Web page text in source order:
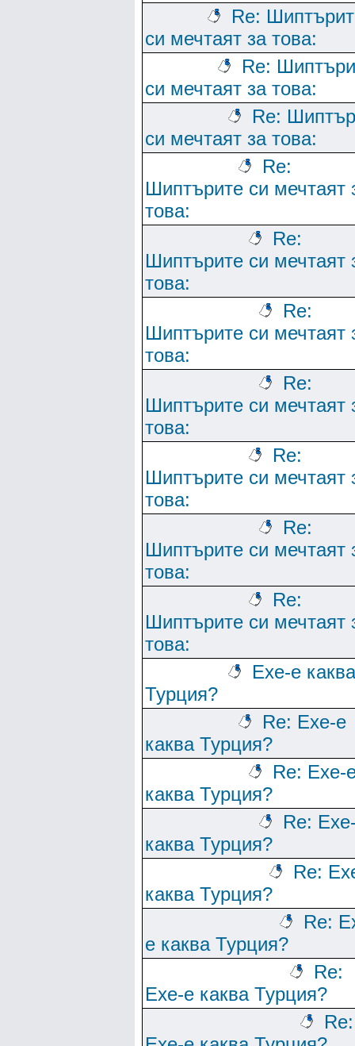
Re:
си мечтаят за това:
Re:
си мечтаят за това:
Re:
си мечтаят за това:
Re:
Шиптърите си мечтаят
това:
Re:
Шиптърите си мечтаят
това:
Re:
Шиптърите си мечтаят
това:
Re:
Шиптърите си мечтаят
това:
Re:
Шиптърите си мечтаят
това:
Re:
Шиптърите си мечтаят
това:
Re:
Шиптърите си мечтаят
това:
Ехе-е каква
Турция?
Re: Ехе-е
каква Турция?
Re: Ехе-
каква Турция?
Re:
каква Турция?
Re:
каква Турция?
Re:
е каква Турция?
Re:
Ехе-е каква Турция?
Re: